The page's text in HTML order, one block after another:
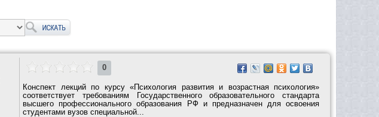
0
Конспект лекций по курсу «Психология развития и возрастная психология»
соответствует требованиям Государственного образовательного стандарта
высшего профессионального образования РФ и предназначен для освоения
студентами вузов специальной...